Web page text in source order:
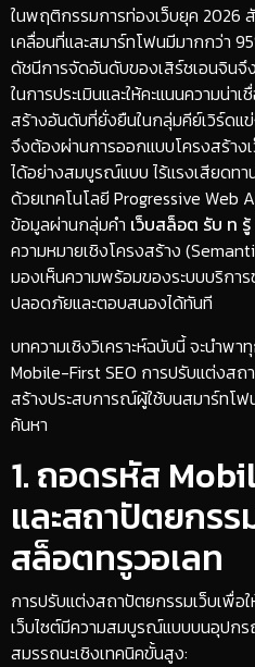
ในพฤติกรรมการท่องเว็บยุค
เคลื่อนที่และสมาร์ทโฟนมีมากกว่า
ดัชนีการจัดอันดับของเสิร์ชเอนจินจึ
ในการประเมินและให้คะแนนความน่า
สร้างอันดับที่ยั่งยืนในกลุ่มคีย์เวิร์ดแ
จึงต้องผ่านการออกแบบโครงสร้าง
ได้อย่างสมบูรณ์แบบ ไร้แรงเสียดทา
ด้วยเทคโนโลยี Progressive Web
ข้อมูลผ่านกลุ่มคำ เว็บสล็อต รับ ท รู้
ความหมายเชิงโครงสร้าง
มองเห็นความพร้อมของระบบบริกา
ปลอดภัยและตอบสนองได้ทันที
บทความเชิงวิเคราะห์ฉบับนี้ จะนำพา
Mobile-First SEO การปรับแต่งสถ
สร้างประสบการณ์ผู้ใช้บนสมาร์ทโ
ค้นหา
​1. ถอดรหัส
และสถาปัตยกรร
สล็อตทรูวอเลท
การปรับแต่งสถาปัตยกรรมเว็บเพื่อ
เว็บไซต์มีความสมบูรณ์แบบบนอุป
สมรรถนะเชิงเทคนิคขั้นสูง: